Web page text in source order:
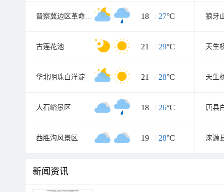
晋察冀边区革命纪念馆 18 / 27°C 狼牙
古莲花池 21 / 29°C
华北明珠白洋淀 21 / 28°C
大石峪景区 18 / 26°C
西胜沟风景区 19 / 28°C 涞源
新闻资讯